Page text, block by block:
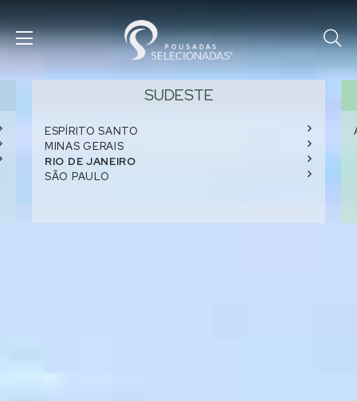
SUDESTE
ESPÍRITO SANTO
MINAS GERAIS
RIO DE JANEIRO
SÃO PAULO